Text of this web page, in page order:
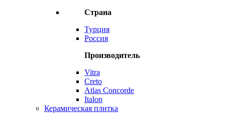
Страна
Турция
Россия
Производитель
Vitra
Creto
Atlas Concorde
Italon
Керамическая плитка